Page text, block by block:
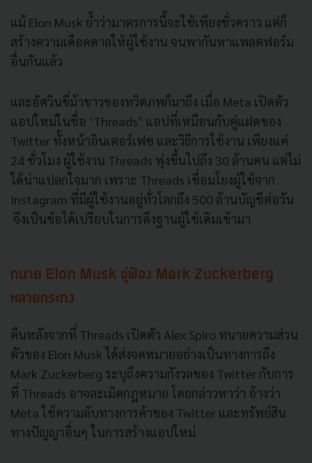
แม้ Elon Musk ย้ำว่ามาตรการนี้จะใช้เพียงชั่วคราว แต่ก็
สร้างความเดือดดาลให้ผู้ใช้งาน จนพากันหาแพลตฟอร์ม
อื่นกันแล้ว
และอัศวินขี่ม้าขาวของทวิตภพก็มาถึง เมื่อ Meta เปิดตัว
แอปใหม่ในชื่อ ‘Threads’ แอปที่เหมือนกับคู่แฝดของ
Twitter ทั้งหน้าอินเตอร์เฟซ และวิธีการใช้งาน เพียงแค่
24 ชั่วโมง ผู้ใช้งาน Threads พุ่งขึ้นไปถึง 30 ล้านคน แต่ไม่
ได้น่าแปลกใจมาก เพราะ Threads เชื่อมโยงผู้ใช้จาก
Instagram ที่มีผู้ใช้งานอยู่ทั่วโลกถึง 500 ล้านบัญชีต่อวัน
จึงเป็นข้อได้เปรียบในการดึงฐานผู้ใช้เดิมเข้ามา
ทนาย Elon Musk ขู่ฟ้อง Mark Zuckerberg
หลายกระทง
คืนหลังจากที่ Threads เปิดตัว Alex Spiro ทนายความส่วน
ตัวของ Elon Musk ได้ส่งจดหมายอย่างเป็นทางการถึง
Mark Zuckerberg ระบุถึงความกังวลของ Twitter กับการ
ที่ Threads อาจละเมิดกฎหมาย โดยกล่าวหาว่า อ้างว่า
Meta ใช้ความลับทางการค้าของ Twitter และทรัพย์สิน
ทางปัญญาอื่นๆ ในการสร้างแอปใหม่